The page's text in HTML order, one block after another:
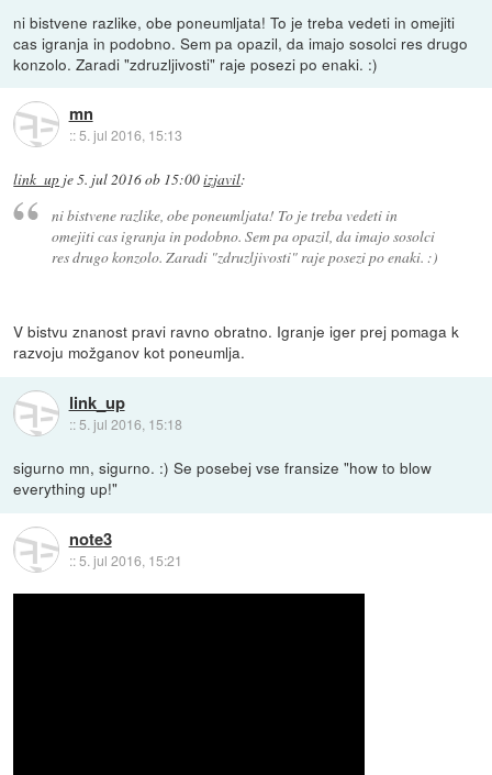
ni bistvene razlike, obe poneumljata! To je treba vedeti in omejiti
cas igranja in podobno. Sem pa opazil, da imajo sosolci res drugo
konzolo. Zaradi "zdruzljivosti" raje posezi po enaki. :)
mn
::5. jul 2016, 15:13
link_up je5. jul 2016 ob 15:00izjavil:
ni bistvene razlike, obe poneumljata! To je treba vedeti in
omejiti cas igranja in podobno. Sem pa opazil, da imajo sosolci
res drugo konzolo. Zaradi "zdruzljivosti" raje posezi po enaki. :)
V bistvu znanost pravi ravno obratno. Igranje iger prej pomaga k
razvoju možganov kot poneumlja.
link_up
:: 5. jul 2016, 15:18
sigurno mn, sigurno. :) Se posebej vse fransize "how to blow
everything up!"
note3
::5. jul 2016, 15:21